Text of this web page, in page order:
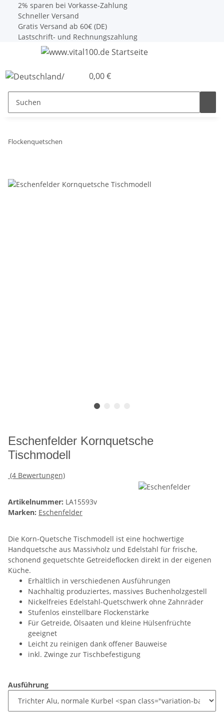
2% sparen bei Vorkasse-Zahlung
Schneller Versand
Gratis Versand ab 60€ (DE)
Lastschrift- und Rechnungszahlung
0,00 €
Flockenquetschen
Eschenfelder Kornquetsche
Tischmodell
(4 Bewertungen)
Artikelnummer: LA15593v
Marken: Eschenfelder
Die Korn-Quetsche Tischmodell ist eine hochwertige
Handquetsche aus Massivholz und Edelstahl für frische,
schonend gequetschte Getreideflocken direkt in der eigenen
Küche.
Erhältlich in verschiedenen Ausführungen
Nachhaltig produziertes, massives Buchenholzgestell
Nickelfreies Edelstahl-Quetschwerk ohne Zahnräder
Stufenlos einstellbare Flockenstärke
Für Getreide, Ölsaaten und kleine Hülsenfrüchte
geeignet
Leicht zu reinigen dank offener Bauweise
inkl. Zwinge zur Tischbefestigung
Ausführung